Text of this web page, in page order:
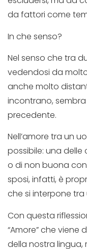
da fattori come
In che senso?
Nel senso che tra
vedendosi da
anche molto
incontrano,
precedente.
Nell’amore tra un
possibile: una
o di non buona
sposi, infatti, è
che si interpone tra
Con questa
“Amore” che viene
della nostra lingua,